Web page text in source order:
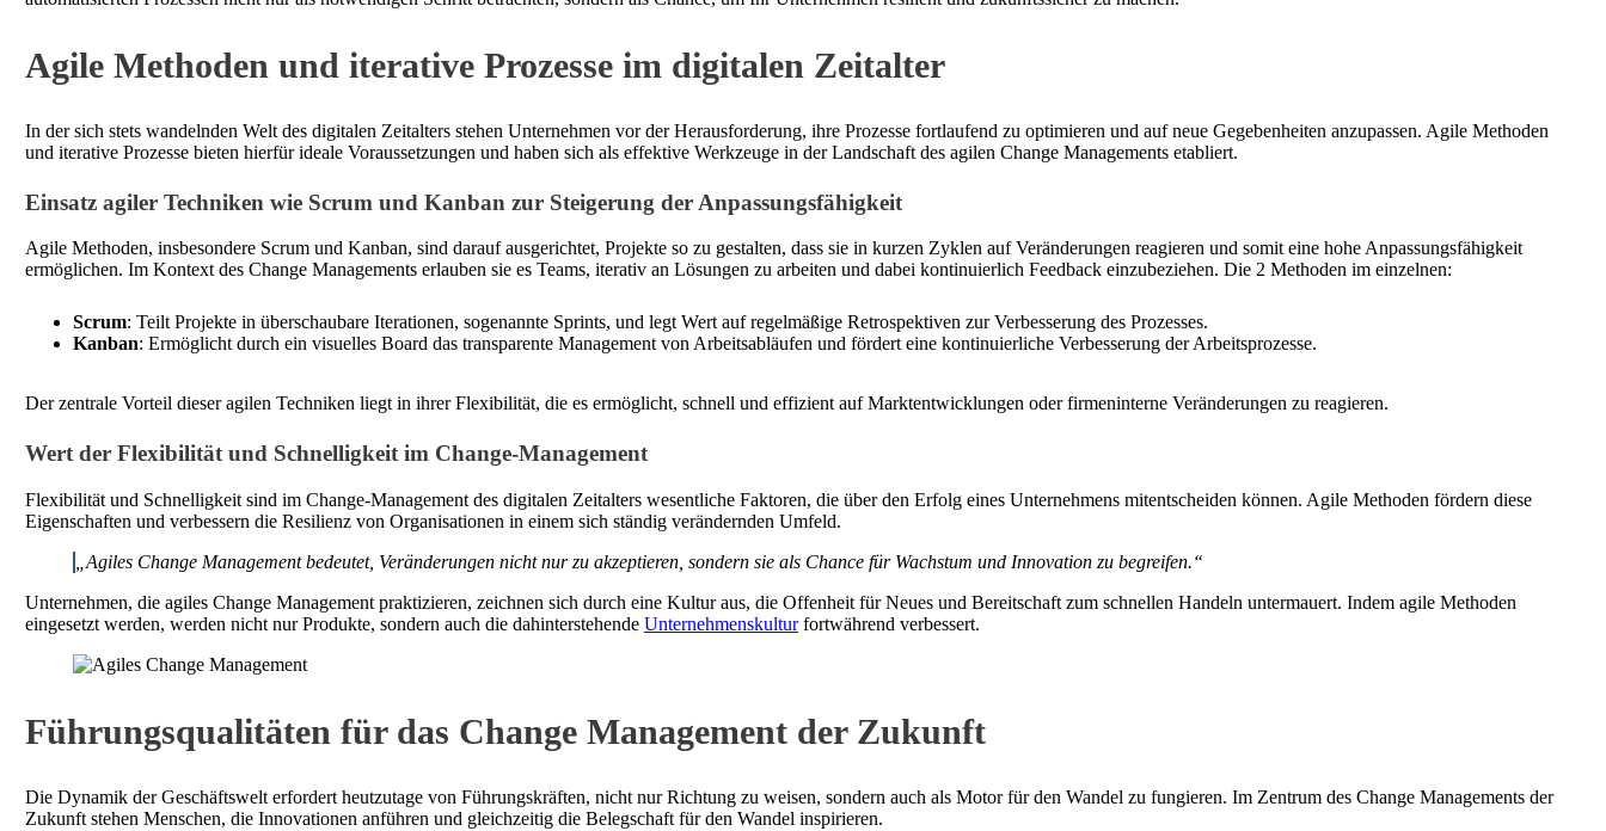
Agile Methoden und iterative Prozesse im digitalen Zeitalter
In der sich stets wandelnden Welt des digitalen Zeitalters stehen Unternehmen vor der Herausforderung, ihre Prozesse fortlaufend zu optimieren und auf neue Gegebenheiten anzupassen. Agile Methoden
und iterative Prozesse bieten hierfür ideale Voraussetzungen und haben sich als effektive Werkzeuge in der Landschaft des agilen Change Managements etabliert.
Einsatz agiler Techniken wie Scrum und Kanban zur Steigerung der Anpassungsfähigkeit
Agile Methoden, insbesondere Scrum und Kanban, sind darauf ausgerichtet, Projekte so zu gestalten, dass sie in kurzen Zyklen auf Veränderungen reagieren und somit eine hohe Anpassungsfähigkeit
ermöglichen. Im Kontext des Change Managements erlauben sie es Teams, iterativ an Lösungen zu arbeiten und dabei kontinuierlich Feedback einzubeziehen. Die 2 Methoden im einzelnen:
Scrum: Teilt Projekte in überschaubare Iterationen, sogenannte Sprints, und legt Wert auf regelmäßige Retrospektiven zur Verbesserung des Prozesses.
Kanban: Ermöglicht durch ein visuelles Board das transparente Management von Arbeitsabläufen und fördert eine kontinuierliche Verbesserung der Arbeitsprozesse.
Der zentrale Vorteil dieser agilen Techniken liegt in ihrer Flexibilität, die es ermöglicht, schnell und effizient auf Marktentwicklungen oder firmeninterne Veränderungen zu reagieren.
Wert der Flexibilität und Schnelligkeit im Change-Management
Flexibilität und Schnelligkeit sind im Change-Management des digitalen Zeitalters wesentliche Faktoren, die über den Erfolg eines Unternehmens mitentscheiden können. Agile Methoden fördern diese
Eigenschaften und verbessern die Resilienz von Organisationen in einem sich ständig verändernden Umfeld.
„Agiles Change Management bedeutet, Veränderungen nicht nur zu akzeptieren, sondern sie als Chance für Wachstum und Innovation zu begreifen.“
Unternehmen, die agiles Change Management praktizieren, zeichnen sich durch eine Kultur aus, die Offenheit für Neues und Bereitschaft zum schnellen Handeln untermauert. Indem agile Methoden
eingesetzt werden, werden nicht nur Produkte, sondern auch die dahinterstehende Unternehmenskulturfortwährend verbessert.
Führungsqualitäten für das Change Management der Zukunft
Die Dynamik der Geschäftswelt erfordert heutzutage von Führungskräften, nicht nur Richtung zu weisen, sondern auch als Motor für den Wandel zu fungieren. Im Zentrum des Change Managements der
Zukunft stehen Menschen, die Innovationen anführen und gleichzeitig die Belegschaft für den Wandel inspirieren.